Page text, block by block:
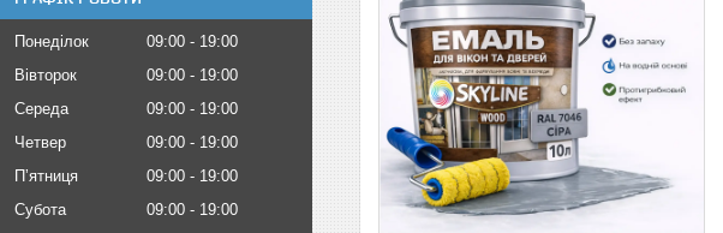
Понеділок 09:00
19:00
Вівторок
09:00
19:00
Середа
09:00
19:00
Четвер
09:00
19:00
Пʼятниця
09:00
19:00
Субота
09:00
19:00